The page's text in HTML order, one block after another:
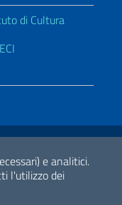
e analitici.
l'utilizzo dei
di Cultura